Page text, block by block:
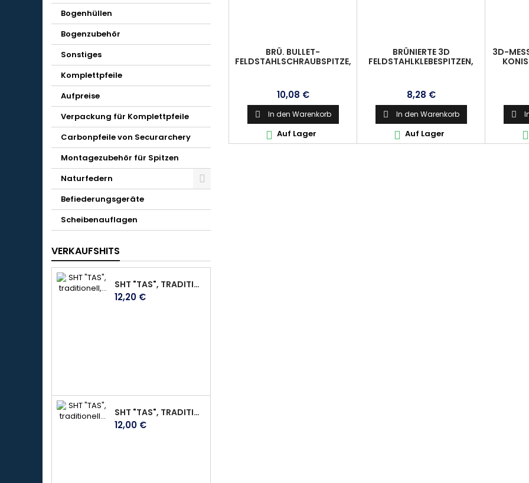
Bogenhüllen
Bogenzubehör
Sonstiges
Komplettpfeile
Aufpreise
Verpackung für Komplettpfeile
Carbonpfeile von Securarchery
Montagezubehör für Spitzen
Naturfedern
Befiederungsgeräte
Scheibenauflagen
VERKAUFSHITS
SHT "TAS", TRADITIONELL, AUS DUNKELBRAUNEM WEICHEM LEDER, MIT KLETTVERSCHLUSS, GR. M
Preis
12,20 €
SHT "TAS", TRADITIONELL GEFERTIGT, WEICHES LEDER MIT PERFEKTER PASSFORM UND VERSTÄRKTEN FINGERKUPPEN, DEERSKIN, GR.L
Preis
12,00 €
BRÜ. BULLET-
FELDSTAHLSCHRAUBSPITZE,
Preis
10,08 €
 In den Warenkorb
 Auf Lager
BRÜNIERTE 3D
FELDSTAHLKLEBESPITZEN,
Preis
8,28 €
 In den Warenkorb
 Auf Lager
3D-

